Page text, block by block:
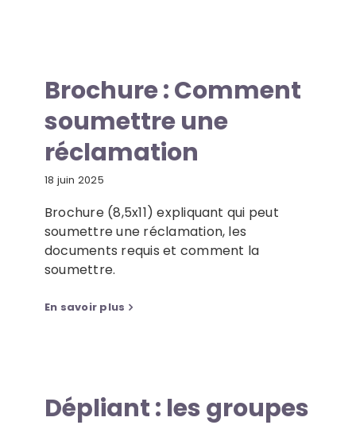
Brochure : Comment
soumettre une
réclamation
18 juin 2025
Brochure (8,5x11) expliquant qui peut
soumettre une réclamation, les
documents requis et comment la
soumettre.
En savoir plus
Dépliant : les groupes